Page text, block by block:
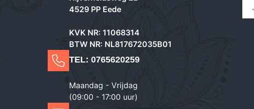
4529 PP Eede
KVK NR: 11068314
BTW NR: NL817672035B01
TEL: 0765620259
Maandag - Vrijdag
(09:00 - 17:00 uur)